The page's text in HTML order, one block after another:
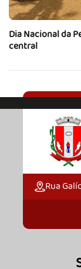
Dia Nacional da
central
Rua